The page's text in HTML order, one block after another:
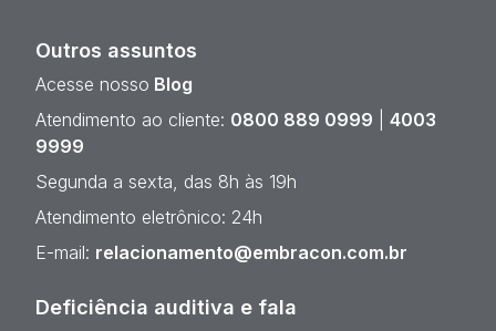
Outros assuntos
Acesse nosso Blog
Atendimento ao cliente: 0800 889 0999
4003
9999
Segunda a sexta, das 8h às 19h
Atendimento eletrônico: 24h
E-mail: relacionamento@embracon.com.br
Deficiência auditiva e fala